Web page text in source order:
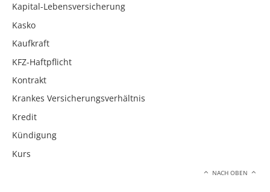
Kapital-Lebensversicherung
Kasko
Kaufkraft
KFZ-Haftpflicht
Kontrakt
Krankes Versicherungsverhältnis
Kredit
Kündigung
Kurs
NACH OBEN